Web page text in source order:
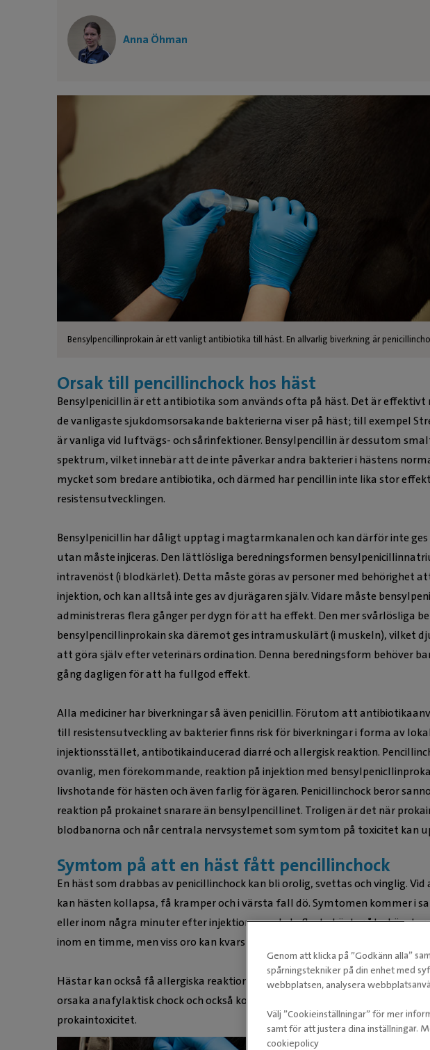
Anna Öhman
Bensylpencillinprokain är ett vanligt antibiotika till häst. En allvarlig biverkning är
Orsak till pencillinchock hos häst
Bensylpenicillin är ett antibiotika som används ofta på häst. Det är
de vanligaste sjukdomsorsakande bakterierna vi ser på häst; till exempel
är vanliga vid luftvägs- och sårinfektioner. Bensylpencillin är dessutom
spektrum, vilket innebär att de inte påverkar andra bakterier i hästens
mycket som bredare antibiotika, och därmed har pencillin inte lika stor
resistensutvecklingen.
Bensylpenicillin har dåligt upptag i magtarmkanalen och kan därför inte
utan måste injiceras. Den lättlösliga beredningsformen
intravenöst (i blodkärlet). Detta måste göras av personer med behörighet
injektion, och kan alltså inte ges av djurägaren själv. Vidare måste
administreras flera gånger per dygn för att ha effekt. Den mer svårlösliga
bensylpencillinprokain ska däremot ges intramuskulärt (i muskeln), vilket
att göra själv efter veterinärs ordination. Denna beredningsform behöver
gång dagligen för att ha fullgod effekt.
Alla mediciner har biverkningar så även penicillin. Förutom att
till resistensutveckling av bakterier finns risk för biverkningar i forma av
injektionsstället, antibotikainducerad diarré och allergisk reaktion.
ovanlig, men förekommande, reaktion på injektion med
livshotande för hästen och även farlig för ägaren. Penicillinchock beror
reaktion på prokainet snarare än bensylpencillinet. Troligen är det när
blodbanorna och når centrala nervsystemet som symtom på toxicitet kan
Symtom på att en häst fått pencillinchock
En häst som drabbas av penicillinchock kan bli orolig, svettas och vinglig.
kan hästen kollapsa, få kramper och i värsta fall dö. Symtomen kommer i
eller inom några minuter efter injektionen, och de flesta hästar återhämtar
inom en timme, men viss oro kan kvarstå hos hästen en tid efter händelsen.
Hästar kan också få allergiska reaktioner mot pencillin. Det är ännu
orsaka anafylaktisk chock och också kollaps, varför det kan vara svårt att
prokaintoxicitet.
Genom att klicka på ”Godkänn alla”
spårningstekniker på din enhet med
webbplatsen, analysera
Välj ”Cookieinställningar” för mer
samt för att justera dina inställningar.
cookiepolicy